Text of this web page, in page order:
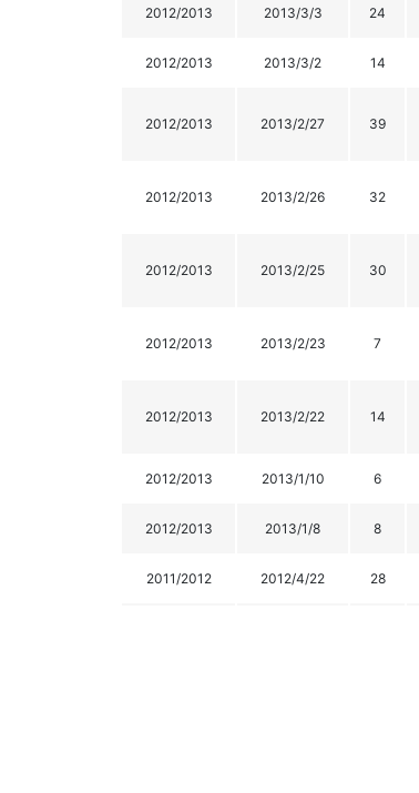
2012/2013 2013/3/3 24
2012/2013 2013/3/2 14
2012/2013 2013/2/27 39
2012/2013 2013/2/26 32
2012/2013 2013/2/25 30
2012/2013 2013/2/23 7
2012/2013 2013/2/22 14
2012/2013 2013/1/10 6
2012/2013 2013/1/8 8
2011/2012 2012/4/22 28